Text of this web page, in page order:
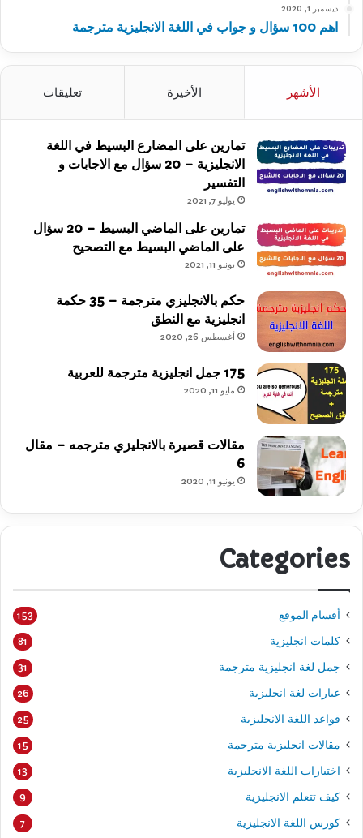
ديسمبر 1, 2020
اهم 100 سؤال و جواب في اللغة الانجليزية مترجمة
الأشهر الأخيرة تعليقات
تمارين على المضارع البسيط في اللغة
الانجليزية – 20 سؤال مع الاجابات و
التفسير
يوليو 7, 2021
تمارين على الماضي البسيط – 20 سؤال
على الماضي البسيط مع التصحيح
يونيو 11, 2021
حكم بالانجليزي مترجمة – 35 حكمة
انجليزية مع النطق
أغسطس 26, 2020
175 جمل انجليزية مترجمة للعربية
مايو 11, 2020
مقالات قصيرة بالانجليزي مترجمه – مقال
6
يونيو 11, 2020
Categories
أقسام الموقع 153
كلمات انجليزية 81
جمل لغة انجليزية مترجمة 31
عبارات لغة انجليزية 26
قواعد اللغة الانجليزية 25
مقالات انجليزية مترجمة 15
اختبارات اللغة الانجليزية 13
كيف تتعلم الانجليزية 9
كورس اللغة الانجليزية 7